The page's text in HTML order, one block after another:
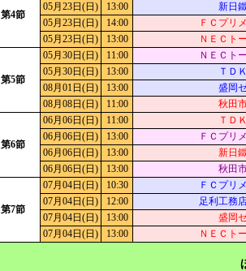
第4節
05月23日(日)
13:00
新日
05月23日(日)
14:00
ＦＣプリ
05月23日(日)
13:00 ＮＥＣト
第5節
05月30日(日) 11:00
ＮＥＣト
05月30日(日)
13:00
ＴＤ
08月01日(日)
13:00
盛岡
08月08日(日)
11:00 秋田
第6節
06月06日(日) 11:00
ＴＤ
06月06日(日)
13:00
ＦＣプリ
06月06日(日)
13:00
新日
06月06日(日)
13:00 秋田
第7節
07月04日(日) 10:30
ＦＣプリ
07月04日(日)
12:00
足利工務
07月04日(日)
13:00
盛岡
07月04日(日)
13:00 ＮＥＣト